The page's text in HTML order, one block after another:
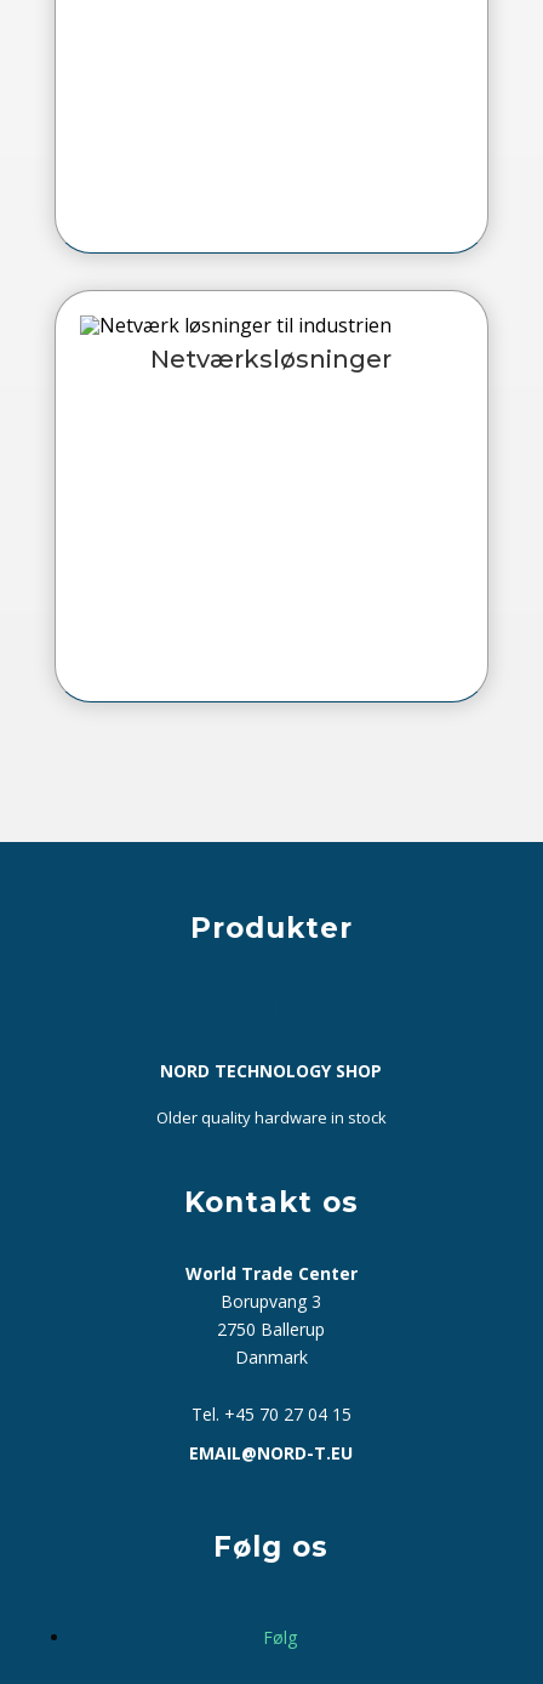
Netværksløsninger
Produkter
NORD TECHNOLOGY SHOP
Older quality hardware in stock
Kontakt os
World Trade Center
Borupvang 3
2750 Ballerup
Danmark
Tel. +45 70 27 04 15
EMAIL@NORD-T.EU
Følg os
Følg